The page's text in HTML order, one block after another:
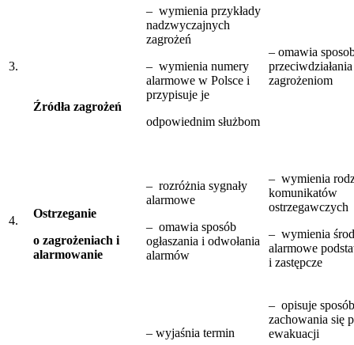
3.
Źródła zagrożeń
– wymienia przykłady
nadzwyczajnych
zagrożeń
– wymienia numery
alarmowe w Polsce i
przypisuje je
odpowiednim służbom
– omawia
przeciwdziałania
zagrożeniom
4.
Ostrzeganie
o zagrożeniach i
alarmowanie
– rozróżnia sygnały
alarmowe
– omawia sposób
ogłaszania i odwołania
alarmów
– wymienia
komunikatów
ostrzegawczych
– wymienia
alarmowe
i zastępcze
– wyjaśnia termin
– opisuje sposób
zachowania się
ewakuacji